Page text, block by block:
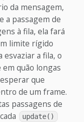
da mensagem,
a passagem de
à fila, ela fará
limite rígido
a fila, o
quão longas
que
de um frame.
passagens de
update()